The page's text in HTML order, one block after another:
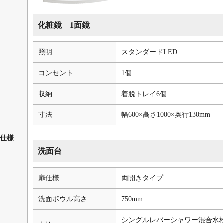
様
化粧鏡 1面鏡
照明 スタンダードLED
コンセント 1個
収納 着脱トレイ6個
寸法 幅600×高さ1000×奥行130mm
洗面台
扉仕様 両開きタイプ
洗面ボウル高さ 750mm
シングルレバーシャワー混合水